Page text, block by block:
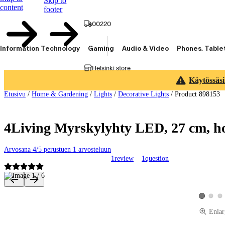
content
footer
00220
Helsinki store
Information Technology Gaming Audio & Video Phones,
Etusivu / Home & Gardening / Lights / Decorative Lights / Product 898153
4Living Myrskylyhty LED, 27 cm,
Arvosana 4/5 perustuen 1 arvosteluun
1review 1question
Product images and videos
ViewView